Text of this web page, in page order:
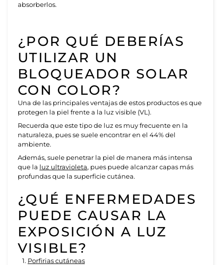
absorberlos.
¿POR QUÉ DEBERÍAS
UTILIZAR UN
BLOQUEADOR SOLAR
CON COLOR?
Una de las principales ventajas de estos productos es que
protegen la piel frente a la luz visible (VL).
Recuerda que este tipo de luz es muy frecuente en la
naturaleza, pues se suele encontrar en el 44% del
ambiente.
Además, suele penetrar la piel de manera más intensa
que la luz ultravioleta, pues puede alcanzar capas más
profundas que la superficie cutánea.
¿QUÉ ENFERMEDADES
PUEDE CAUSAR LA
EXPOSICIÓN A LUZ
VISIBLE?
Porfirias cutáneas